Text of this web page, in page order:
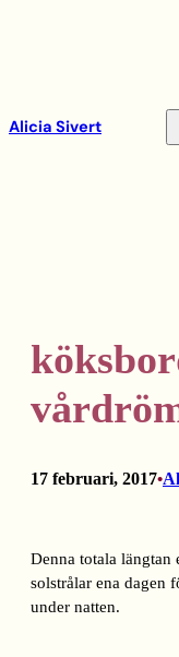
Alicia Sivert
17 februari, 2017•
Denna totala längtan
solstrålar ena dagen
under natten.